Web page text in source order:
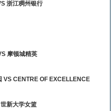
浙江稠州银行
摩顿城精英
VS CENTRE OF EXCELLENCE
新大学女篮